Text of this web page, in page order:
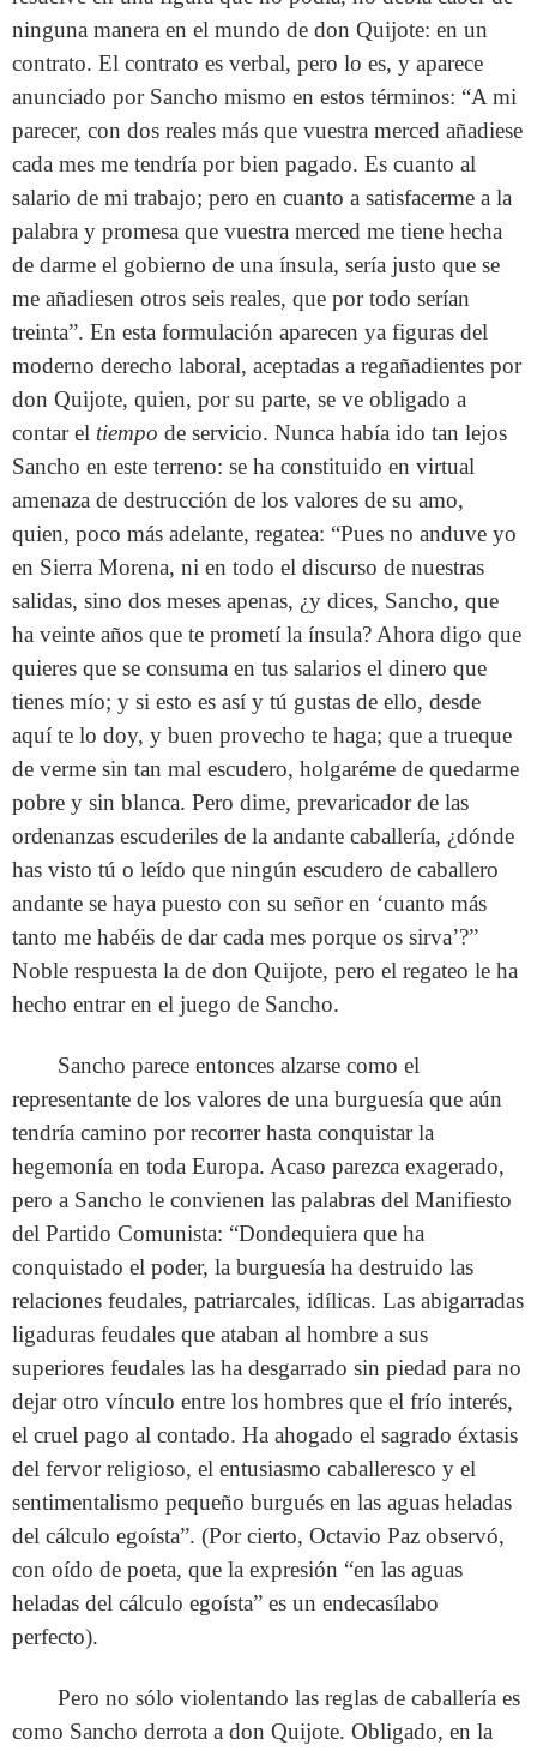
ninguna manera en el mundo de don Quijote: en un
contrato. El contrato es verbal, pero lo es, y aparece
anunciado por Sancho mismo en estos términos: “A mi
parecer, con dos reales más que vuestra merced añadiese
cada mes me tendría por bien pagado. Es cuanto al
salario de mi trabajo; pero en cuanto a satisfacerme a la
palabra y promesa que vuestra merced me tiene hecha
de darme el gobierno de una ínsula, sería justo que se
me añadiesen otros seis reales, que por todo serían
treinta”. En esta formulación aparecen ya figuras del
moderno derecho laboral, aceptadas a regañadientes por
don Quijote, quien, por su parte, se ve obligado a
contar el tiempo de servicio. Nunca había ido tan lejos
Sancho en este terreno: se ha constituido en virtual
amenaza de destrucción de los valores de su amo,
quien, poco más adelante, regatea: “Pues no anduve yo
en Sierra Morena, ni en todo el discurso de nuestras
salidas, sino dos meses apenas, ¿y dices, Sancho, que
ha veinte años que te prometí la ínsula? Ahora digo que
quieres que se consuma en tus salarios el dinero que
tienes mío; y si esto es así y tú gustas de ello, desde
aquí te lo doy, y buen provecho te haga; que a trueque
de verme sin tan mal escudero, holgaréme de quedarme
pobre y sin blanca. Pero dime, prevaricador de las
ordenanzas escuderiles de la andante caballería, ¿dónde
has visto tú o leído que ningún escudero de caballero
andante se haya puesto con su señor en ‘cuanto más
tanto me habéis de dar cada mes porque os sirva’?”
Noble respuesta la de don Quijote, pero el regateo le ha
hecho entrar en el juego de Sancho.
Sancho parece entonces alzarse como el
representante de los valores de una burguesía que aún
tendría camino por recorrer hasta conquistar la
hegemonía en toda Europa. Acaso parezca exagerado,
pero a Sancho le convienen las palabras del Manifiesto
del Partido Comunista: “Dondequiera que ha
conquistado el poder, la burguesía ha destruido las
relaciones feudales, patriarcales, idílicas. Las abigarradas
ligaduras feudales que ataban al hombre a sus
superiores feudales las ha desgarrado sin piedad para no
dejar otro vínculo entre los hombres que el frío interés,
el cruel pago al contado. Ha ahogado el sagrado éxtasis
del fervor religioso, el entusiasmo caballeresco y el
sentimentalismo pequeño burgués en las aguas heladas
del cálculo egoísta”. (Por cierto, Octavio Paz observó,
con oído de poeta, que la expresión “en las aguas
heladas del cálculo egoísta” es un endecasílabo
perfecto).
Pero no sólo violentando las reglas de caballería es
como Sancho derrota a don Quijote. Obligado, en la